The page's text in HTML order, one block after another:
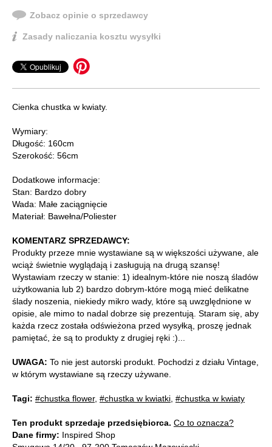
Zobacz opinie o sprzedawcy
Zasady naliczania kosztu wysyłki
Cienka chustka w kwiaty.
Wymiary:
Długość: 160cm
Szerokość: 56cm
Dodatkowe informacje:
Stan: Bardzo dobry
Wada: Małe zaciągnięcie
Materiał: Bawełna/Poliester
KOMENTARZ SPRZEDAWCY:
Produkty przeze mnie wystawiane są w większości używane, ale
wciąż świetnie wyglądają i zasługują na drugą szansę!
Wystawiam rzeczy w stanie: 1) idealnym-które nie noszą śladów
użytkowania lub 2) bardzo dobrym-które mogą mieć delikatne
ślady noszenia, niekiedy mikro wady, które są uwzględnione w
opisie, ale mimo to nadal dobrze się prezentują. Staram się, aby
każda rzecz została odświeżona przed wysyłką, proszę jednak
pamiętać, że są to produkty z drugiej ręki :)...
UWAGA: To nie jest autorski produkt. Pochodzi z działu Vintage,
w którym wystawiane są rzeczy używane.
Tagi: #chustka flower, #chustka w kwiatki, #chustka w kwiaty
Ten produkt sprzedaje przedsiębiorca. Co to oznacza?
Dane firmy: Inspired Shop